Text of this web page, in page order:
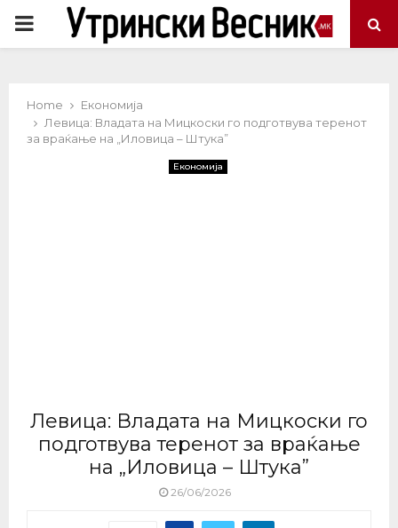
PRIMARY
Home
Економија
Левица: Владата на Мицкоски го подготвува теренот
за враќање на „Иловица – Штука”
Економија
Левица: Владата на Мицкоски го
подготвува теренот за враќање
на „Иловица – Штука”
26/06/2026